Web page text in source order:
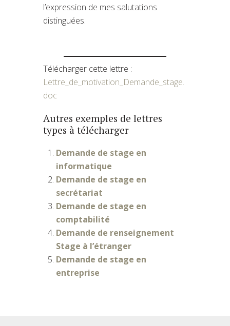
l’expression de mes salutations
distinguées.
Télécharger cette lettre :
Lettre_de_motivation_Demande_stage.
doc
Autres exemples de lettres
types à télécharger
Demande de stage en
informatique
Demande de stage en
secrétariat
Demande de stage en
comptabilité
Demande de renseignement
Stage à l’étranger
Demande de stage en
entreprise